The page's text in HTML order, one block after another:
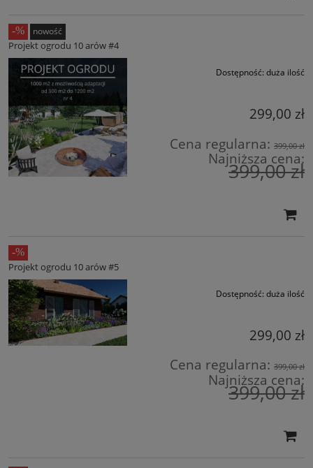
Projekt ogrodu 10 arów #4
Dostępność: duża ilość
299,00 zł
Cena regularna: 399,00 zł
Najniższa cena:
399,00 zł
nowość
Projekt ogrodu 10 arów #5
Dostępność: duża ilość
299,00 zł
Cena regularna: 399,00 zł
Najniższa cena:
399,00 zł